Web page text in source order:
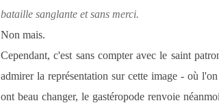
bataille sanglante et sans merci.
Non mais.
Cependant, c'est sans compter avec le saint
admirer la représentation sur cette image - où
ont beau changer, le gastéropode renvoie